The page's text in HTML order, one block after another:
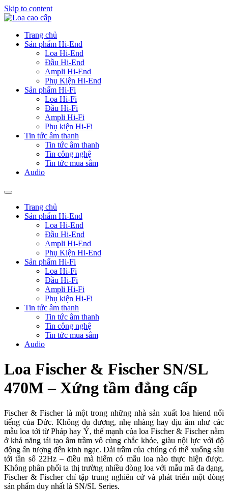
Skip to content
Trang chủ
Sản phẩm Hi-End
Loa Hi-End
Đầu Hi-End
Ampli Hi-End
Phụ Kiện Hi-End
Sản phẩm Hi-Fi
Loa Hi-Fi
Đầu Hi-Fi
Ampli Hi-Fi
Phụ kiện Hi-Fi
Tin tức âm thanh
Tin tức âm thanh
Tin công nghệ
Tin tức mua sắm
Audio
Trang chủ
Sản phẩm Hi-End
Loa Hi-End
Đầu Hi-End
Ampli Hi-End
Phụ Kiện Hi-End
Sản phẩm Hi-Fi
Loa Hi-Fi
Đầu Hi-Fi
Ampli Hi-Fi
Phụ kiện Hi-Fi
Tin tức âm thanh
Tin tức âm thanh
Tin công nghệ
Tin tức mua sắm
Audio
Loa Fischer & Fischer SN/SL
470M – Xứng tầm đẳng cấp
Fischer & Fischer là một trong những nhà sản xuất loa hiend nổi
tiếng của Đức. Không du dương, nhẹ nhàng hay dịu âm như các
mẫu loa tới từ Pháp hay Ý, thế mạnh của loa Fischer & Fischer nằm
ở khả năng tái tạo âm trầm vô cùng chắc khỏe, giàu nội lực với độ
động ấn tượng đến kinh ngạc. Dải trầm của chúng có thể xuống sâu
tới tần số 22Hz – điều mà hiếm có mẫu loa nào thực hiện được.
Không phân phối ta thị trường nhiều dòng loa với mẫu mã đa dạng,
Fischer & Fischer chỉ tập trung nghiên cứ và phát triển một dòng
sản phẩm duy nhất là SN/SL Series.